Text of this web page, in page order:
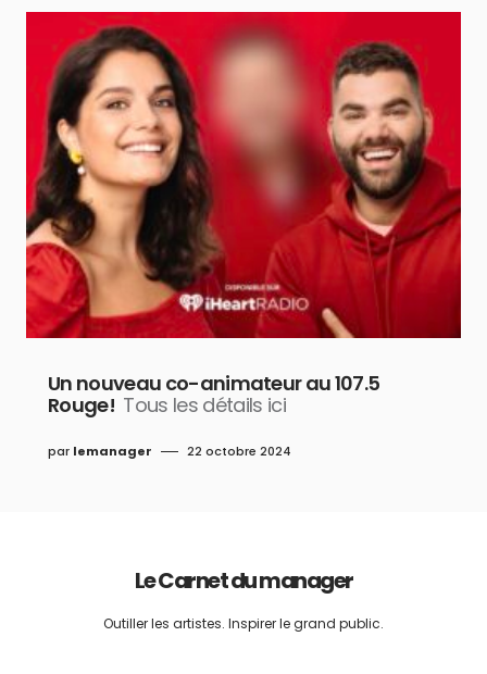
Un nouveau co-animateur au 107.5
Rouge! Tous les détails ici
par lemanager 22 octobre 2024
Le Carnet du manager
Outiller les artistes. Inspirer le grand public.